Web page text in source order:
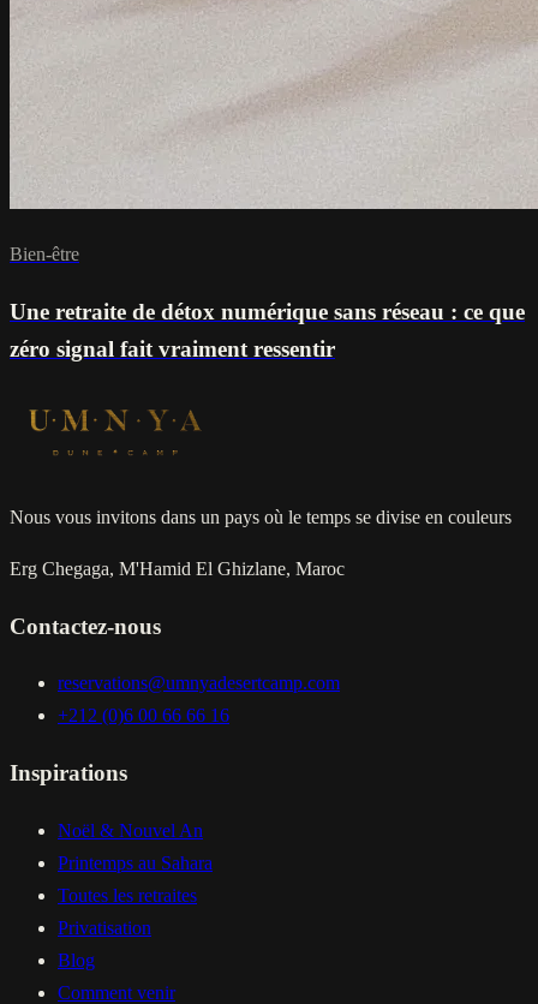
Bien-être
Une retraite de détox numérique sans réseau : ce que
zéro signal fait vraiment ressentir
Nous vous invitons dans un pays où le temps se divise en couleurs
Erg Chegaga, M'Hamid El Ghizlane, Maroc
Contactez-nous
reservations@umnyadesertcamp.com
+212 (0)6 00 66 66 16
Inspirations
Noël & Nouvel An
Printemps au Sahara
Toutes les retraites
Privatisation
Blog
Comment venir